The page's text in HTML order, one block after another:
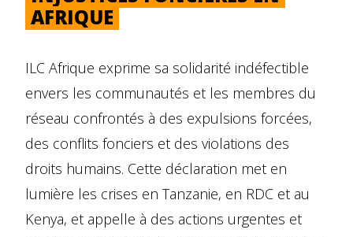
AFRIQUE
ILC Afrique exprime sa solidarité indéfectible
envers les communautés et les membres du
réseau confrontés à des expulsions forcées,
des conflits fonciers et des violations des
droits humains. Cette déclaration met en
lumière les crises en Tanzanie, en RDC et au
Kenya, et appelle à des actions urgentes et